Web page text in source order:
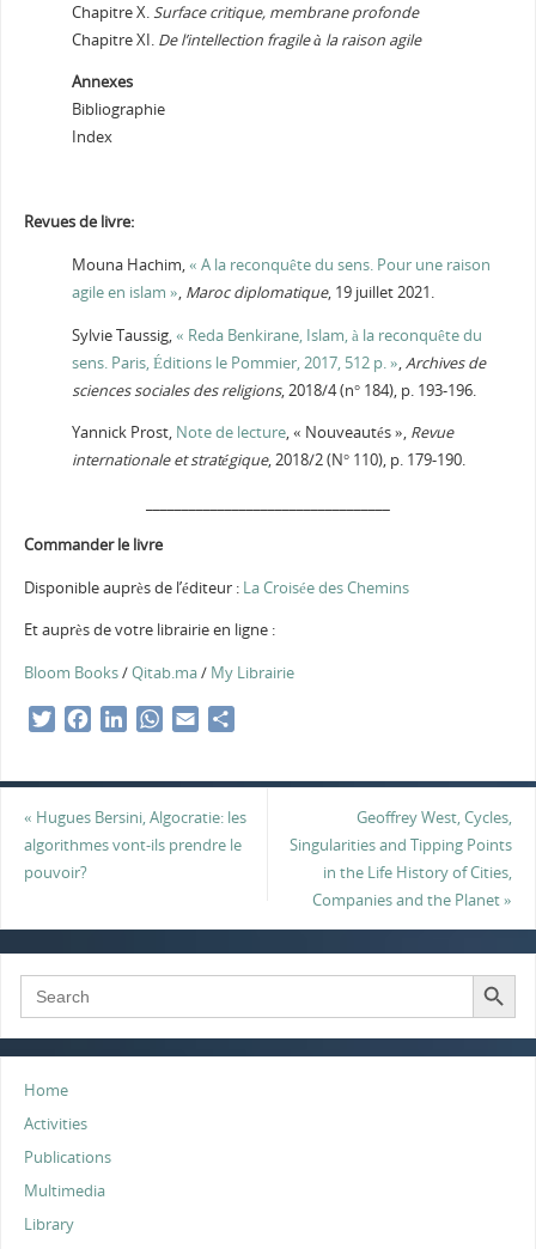
Chapitre X.Surface critique, membrane profonde
Chapitre XI. De l’intellection fragile à la raison agile
Annexes
Bibliographie
Index
Revues de livre:
Mouna Hachim,« A la reconquête du sens. Pour une raison
agile en islam », Maroc diplomatique, 19 juillet 2021.
SylvieTaussig,« Reda Benkirane, Islam, à la reconquête du
sens. Paris, Éditions le Pommier, 2017, 512 p. »,Archives de
sciences sociales des religions, 2018/4 (n° 184), p. 193-196.
Yannick Prost, Note de lecture,« Nouveautés », Revue
internationale et stratégique, 2018/2 (N° 110), p. 179-190.
Commander le livre
Disponible auprès de l’éditeur : La Croisée des Chemins
Et auprès de votre librairie en ligne :
Bloom Books/Qitab.ma/ My Librairie
t
e
r
b
o
e
d
W
s
A
l
e
« Hugues Bersini, Algocratie: les
algorithmes vont-ils prendre le
pouvoir?
Geoffrey West, Cycles,
Singularities and Tipping Points
in the Life History of Cities,
Companies and the Planet»
Search
for:
Search Button
Home
Activities
Publications
Multimedia
Library